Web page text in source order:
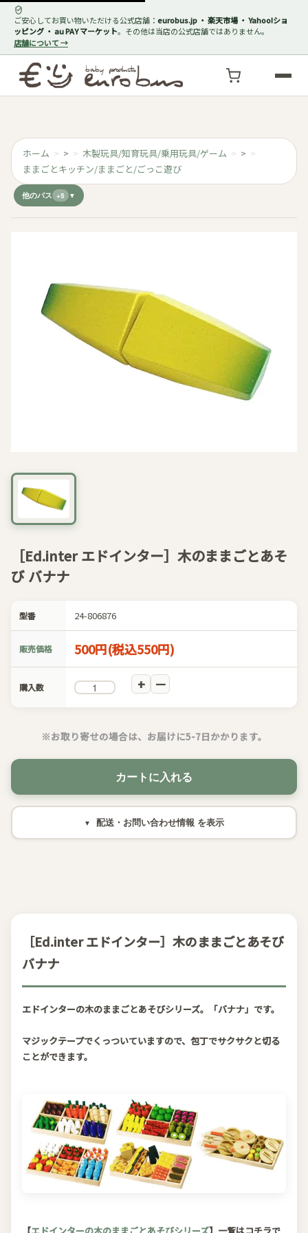
ご安心してお買い物いただける公式店舗： eurobus.jp ・ 楽天市場 ・ Yahoo!ショ
ッピング ・ au PAY マーケット。その他は当店の公式店舗ではありません。
店舗について →
ホーム > 木製玩具/知育玩具/乗用玩具/ゲーム
>
ままごとキッチン/ままごと/ごっこ遊び
他のパス +5
［Ed.inter エドインター］木のままごとあそ
び バナナ
型番 24-806876
販売価格 500円(税込550円)
購入数
※お取り寄せの場合は、お届けに5-7日かかります。
カートに入れる
配送・お問い合わせ情報
［Ed.inter エドインター］木のままごとあそび
バナナ
エドインターの木のままごとあそびシリーズ。「バナナ」です。
マジックテープでくっついていますので、包丁でサクサクと切る
ことができます。
【エドインターの木のままごとあそびシリーズ】一覧はコチラで